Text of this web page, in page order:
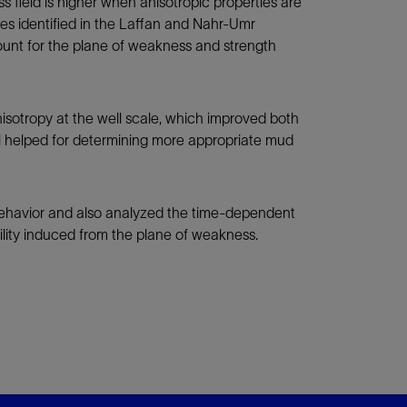
identified in the Laffan and Nahr-Umr
for the plane of weakness and strength
at the well scale, which improved both
for determining more appropriate mud
and also analyzed the time-dependent
induced from the plane of weakness.